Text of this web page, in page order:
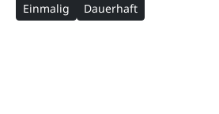
Einmalig Dauerhaft